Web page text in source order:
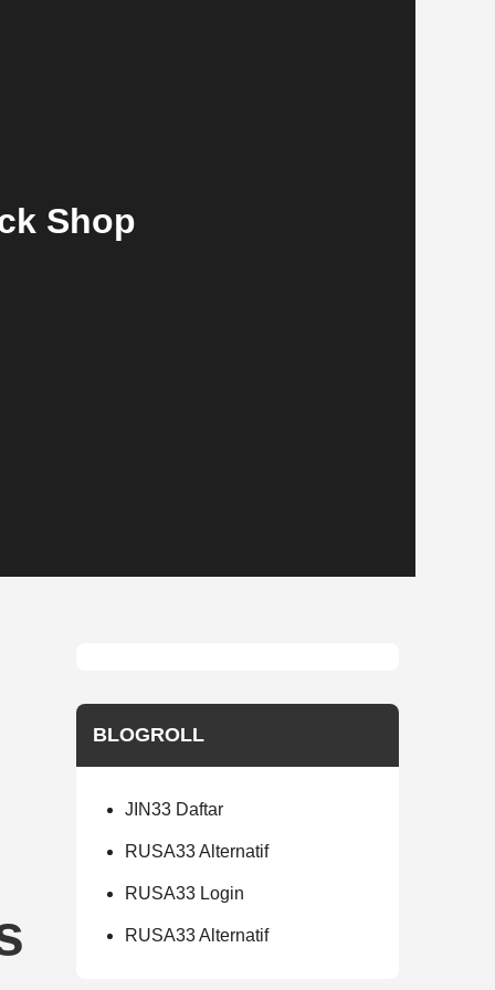
Shop
BLOGROLL
JIN33 Daftar
RUSA33 Alternatif
RUSA33 Login
RUSA33 Alternatif